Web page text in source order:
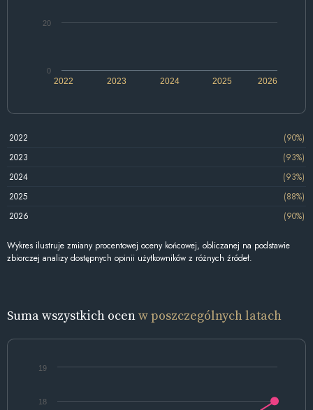
2022 2024 2026
2023 2025
0
20
2022
(90%)
2023
(93%)
2024
(93%)
2025
(88%)
2026
(90%)
Wykres ilustruje zmiany procentowej oceny końcowej, obliczanej na podstawie
zbiorczej analizy dostępnych opinii użytkowników z różnych źródeł.
Suma wszystkich ocenw poszczególnych latach
18
19